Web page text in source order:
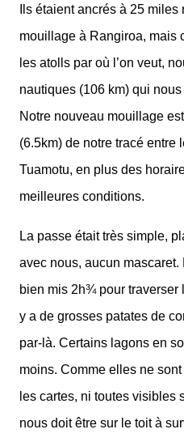
Ils étaient ancrés à 25
mouillage à Rangiroa, mais
les atolls par où l’on veut,
nautiques (106 km) qui
Notre nouveau mouillage
(6.5km) de notre tracé entre
Tuamotu, en plus des
meilleures conditions.
La passe était très simple,
avec nous, aucun
bien mis 2h¾ pour traverser
y a de grosses patates de
par-là. Certains lagons en
moins. Comme elles ne
les cartes, ni toutes visibles
nous doit être sur le toit à